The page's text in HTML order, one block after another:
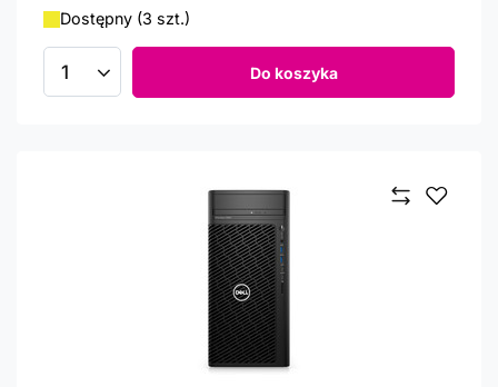
Dostępny (3 szt.)
Ilość produktów Do koszyka